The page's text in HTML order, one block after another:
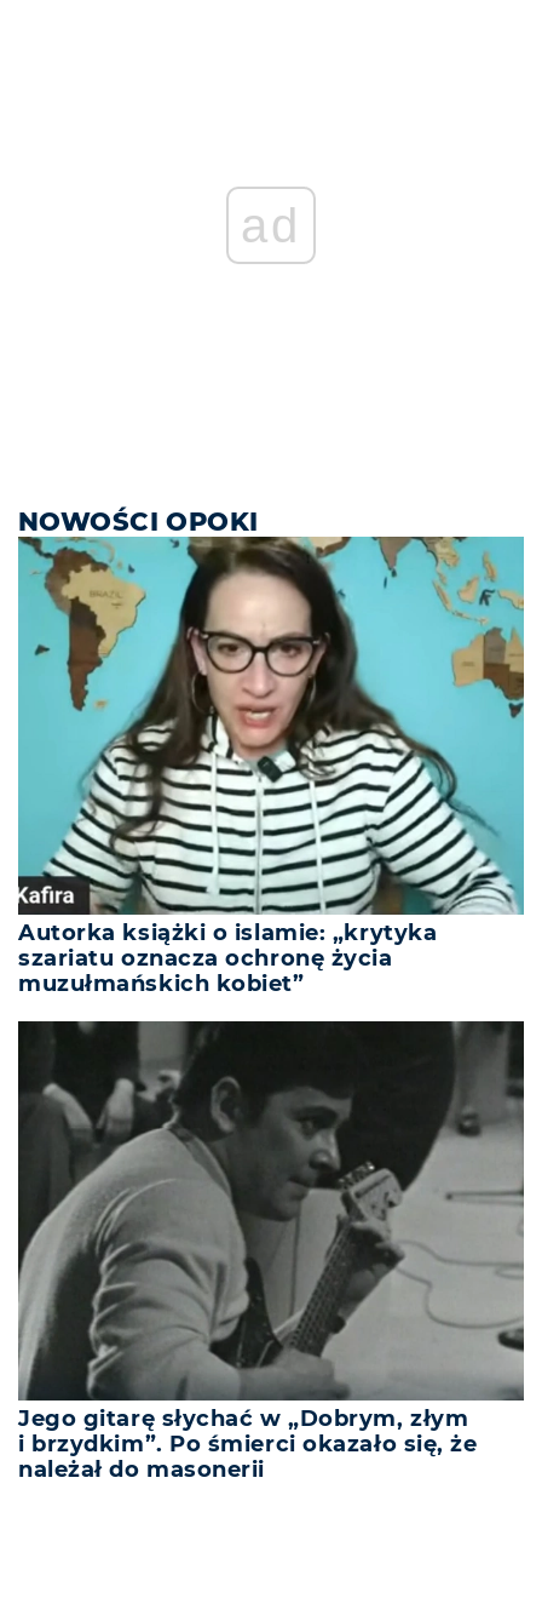
ad
NOWOŚCI OPOKI
Autorka książki o islamie: „krytyka
szariatu oznacza ochronę życia
muzułmańskich kobiet”
Jego gitarę słychać w „Dobrym, złym
i brzydkim”. Po śmierci okazało się, że
należał do masonerii